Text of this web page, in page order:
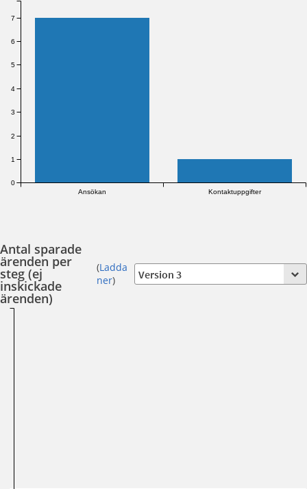
Ansökan Kontaktuppgifter
0
1
2
3
4
5
6
7
Antal sparade
ärenden per
steg (ej
inskickade
ärenden)
(Ladda
ner)